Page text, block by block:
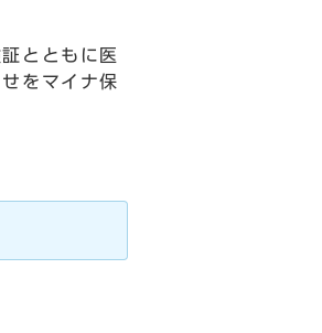
とともに医
をマイナ保